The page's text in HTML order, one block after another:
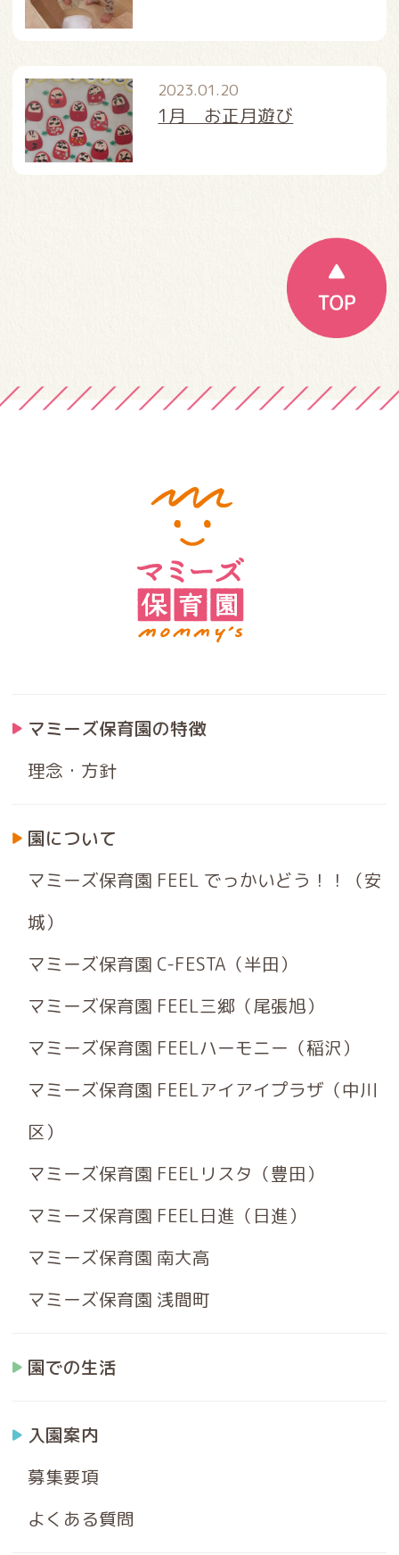
2023.01.20
1月 お正月遊び
マミーズ保育園の特徴
理念・方針
園について
マミーズ保育園 FEEL でっかいどう！！（安
城）
マミーズ保育園 C-FESTA（半田）
マミーズ保育園 FEEL三郷（尾張旭）
マミーズ保育園 FEELハーモニー（稲沢）
マミーズ保育園 FEELアイアイプラザ（中川
区）
マミーズ保育園 FEELリスタ（豊田）
マミーズ保育園 FEEL日進（日進）
マミーズ保育園 南大高
マミーズ保育園 浅間町
園での生活
入園案内
募集要項
よくある質問